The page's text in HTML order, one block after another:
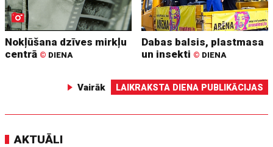
Nokļūšana dzīves mirkļu
centrā © DIENA
Dabas balsis, plastmasa
un insekti © DIENA
Vairāk LAIKRAKSTA DIENA PUBLIKĀCIJAS
AKTUĀLI